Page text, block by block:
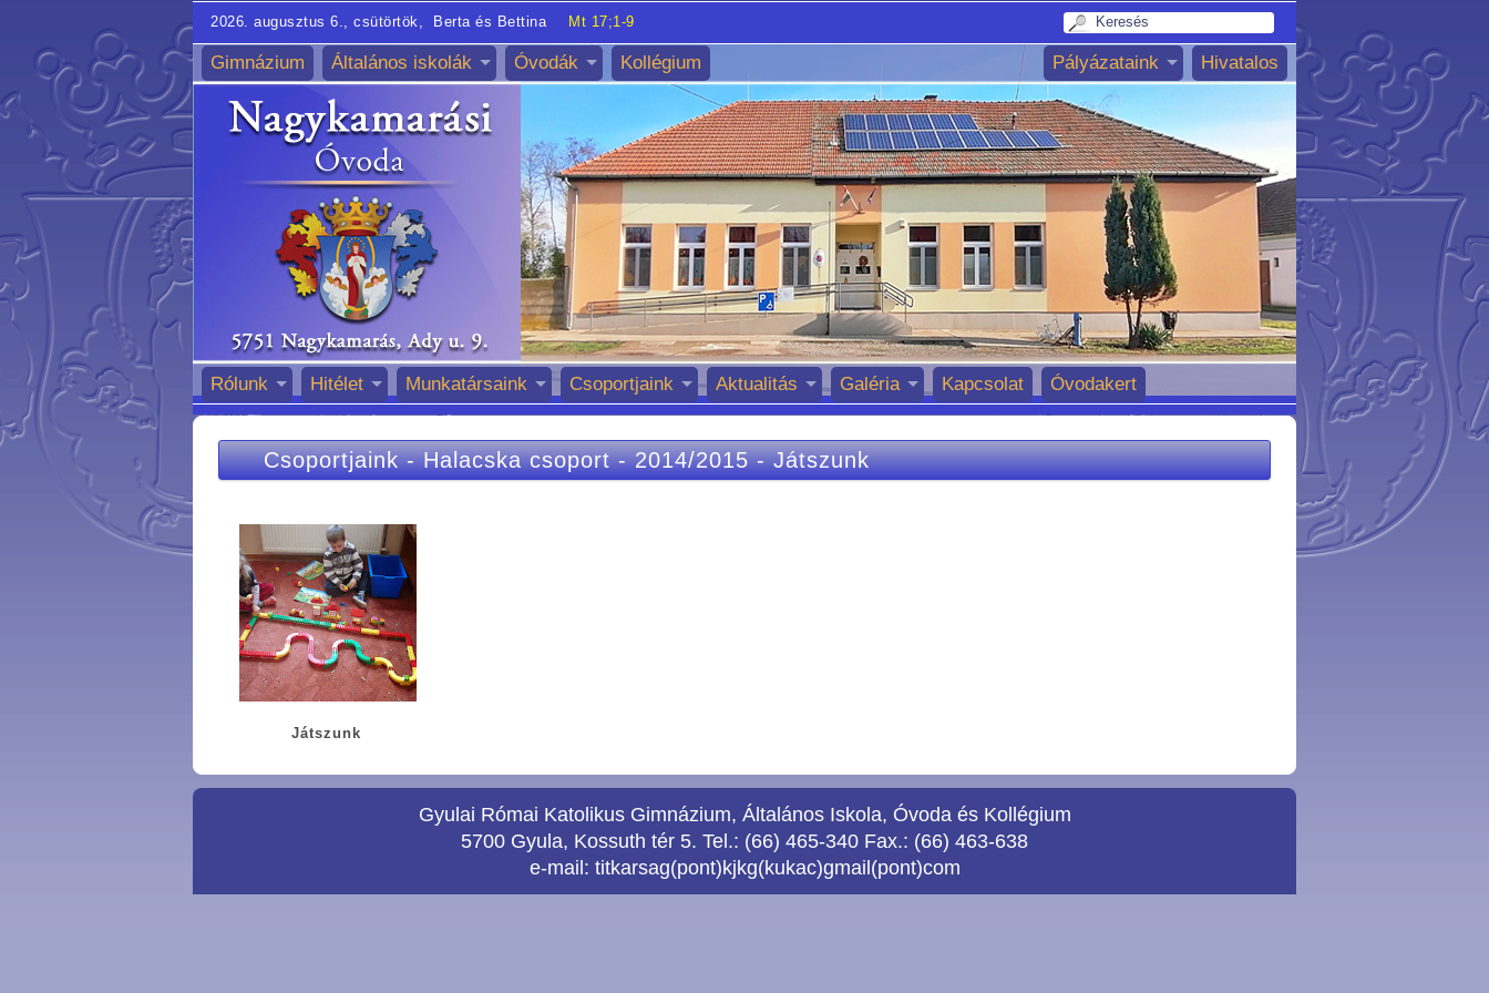
2026. augusztus 6., csütörtök, Berta és Bettina Mt 17;1-9
Gimnázium Általános iskolák Óvodák Kollégium Hivatalos
Pályázataink
Rólunk Hitélet Munkatársaink Csoportjaink Aktualitás Galéria Kapcsolat Óvodakert
Csoportjaink-Halacska csoport-2014/2015-Játszunk
Játszunk
Gyulai Római Katolikus Gimnázium, Általános Iskola, Óvoda és Kollégium
5700 Gyula, Kossuth tér 5. Tel.: (66) 465-340 Fax.: (66) 463-638
e-mail: titkarsag(pont)kjkg(kukac)gmail(pont)com